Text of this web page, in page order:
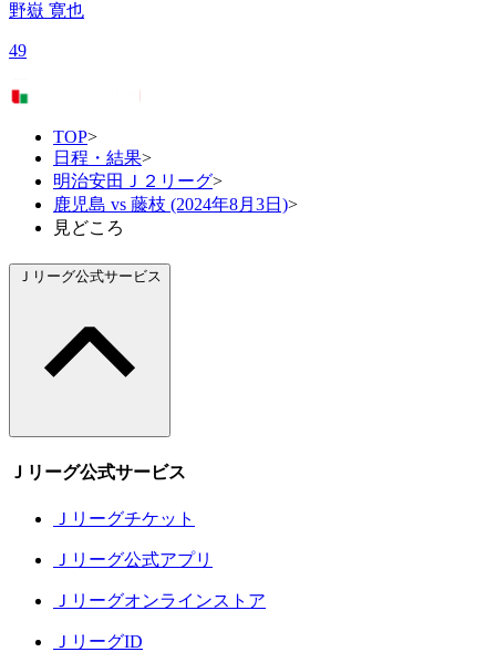
野嶽 寛也
49
TOP>
日程・結果>
明治安田Ｊ２リーグ>
鹿児島 vs 藤枝 (2024年8月3日)>
見どころ
Ｊリーグ公式サービス
Ｊリーグ公式サービス
Ｊリーグチケット
Ｊリーグ公式アプリ
Ｊリーグオンラインストア
ＪリーグID